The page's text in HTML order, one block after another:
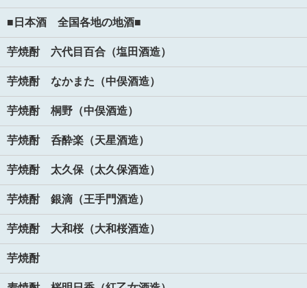
■日本酒 全国各地の地酒■
芋焼酎 六代目百合（塩田酒造）
芋焼酎 なかまた（中俣酒造）
芋焼酎 桐野（中俣酒造）
芋焼酎 呑酔楽（天星酒造）
芋焼酎 太久保（太久保酒造）
芋焼酎 銀滴（王手門酒造）
芋焼酎 大和桜（大和桜酒造）
芋焼酎